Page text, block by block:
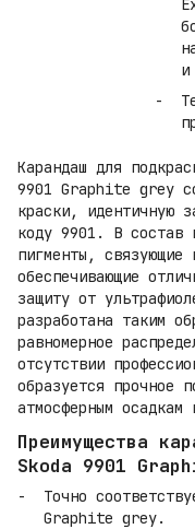
и
Карандаш для
9901 Graphite grey
краски, идентичную
коду 9901. В состав
пигменты, связующие
обеспечивающие
защиту от
разработана таким
равномерное
отсутствии
образуется прочное
атмосферным осадкам
Преимущества
Skoda 9901
Точно
Graphite grey.